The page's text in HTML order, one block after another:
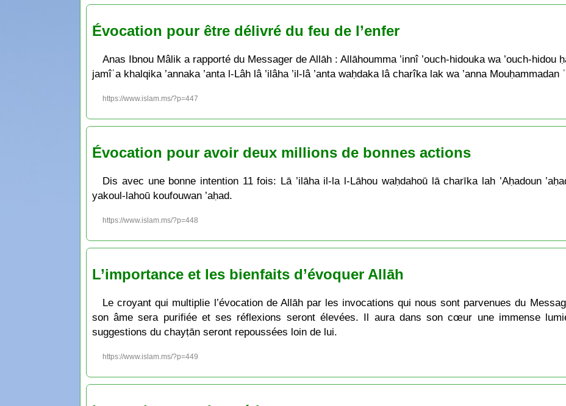
Évocation pour être délivré du feu de l’enfer
Anas Ibnou Mâlik a rapporté du Messager de Allāh : Allāhoumma ’innî ’ouch-hidouka wa ’ouch-hidou
jamîʿa khalqika ’annaka ’anta l-Lâh lâ ’ilâha ’il-lâ ’anta waḥdaka lâ charîka lak wa ’anna Mouḥammadan
https://www.islam.ms/?p=447
Évocation pour avoir deux millions de bonnes actions
Dis avec une bonne intention 11 fois: Lā ’ilāha il-la l-Lāhou waḥdahoū lā charīka lah ’Aḥadoun
yakoul-lahoū koufouwan ’aḥad.
https://www.islam.ms/?p=448
L’importance et les bienfaits d’évoquer Allāh
Le croyant qui multiplie l’évocation de Allāh par les invocations qui nous sont parvenues du
son âme sera purifiée et ses réflexions seront élevées. Il aura dans son cœur une immense
suggestions du chayṭān seront repoussées loin de lui.
https://www.islam.ms/?p=449